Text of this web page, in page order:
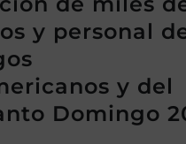
y personal
y del
Domingo